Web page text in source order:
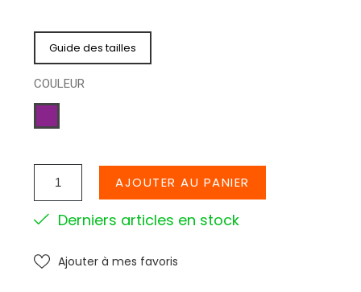
Guide des tailles
COULEUR
AJOUTER AU PANIER
Derniers articles en stock
Ajouter à mes favoris